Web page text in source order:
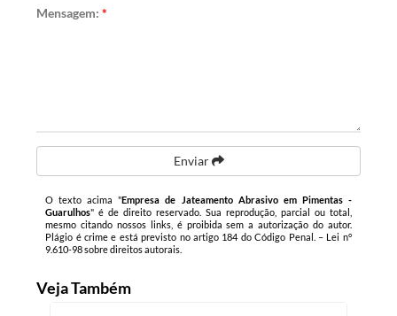
Mensagem:*
Enviar
O texto acima "Empresa de Jateamento Abrasivo em Pimentas -
Guarulhos" é de direito reservado. Sua reprodução, parcial ou total,
mesmo citando nossos links, é proibida sem a autorização do autor.
Plágio é crime e está previsto no artigo 184 do Código Penal. – Lei n°
9.610-98 sobre direitos autorais
Veja Também